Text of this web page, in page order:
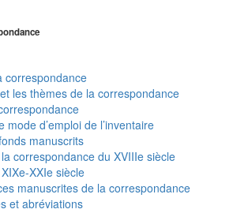
correspondance
les thèmes de la correspondance
mode d’emploi de l’inventaire
manuscrits
correspondance du XVIIIe siècle
XXIe siècle
manuscrites de la correspondance
et abréviations